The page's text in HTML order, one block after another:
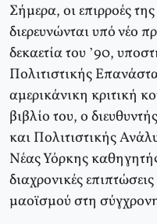
Σήμερα, οι επιρροές
διερευνώνται υπό νέο
δεκαετία του ’90,
Πολιτιστικής
αμερικάνικη κριτική
βιβλίο του, ο
και Πολιτιστικής
Νέας Υόρκης
διαχρονικές
μαοϊσμού στη